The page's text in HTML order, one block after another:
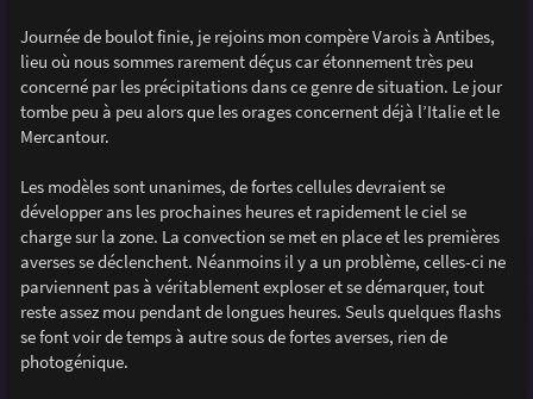
Journée de boulot finie, je rejoins mon compère Varois à Antibes,
lieu où nous sommes rarement déçus car étonnement très peu
concerné par les précipitations dans ce genre de situation. Le jour
tombe peu à peu alors que les orages concernent déjà l’Italie et le
Mercantour.
Les modèles sont unanimes, de fortes cellules devraient se
développer ans les prochaines heures et rapidement le ciel se
charge sur la zone. La convection se met en place et les premières
averses se déclenchent. Néanmoins il y a un problème, celles-ci ne
parviennent pas à véritablement exploser et se démarquer, tout
reste assez mou pendant de longues heures. Seuls quelques flashs
se font voir de temps à autre sous de fortes averses, rien de
photogénique.